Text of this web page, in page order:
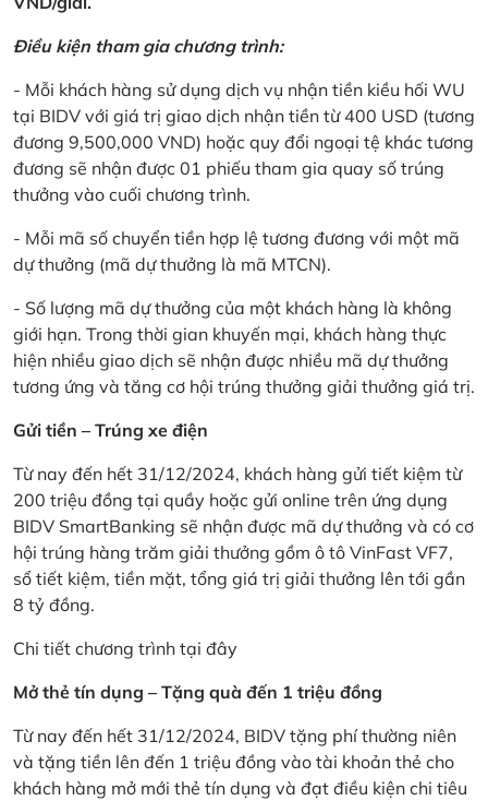
Điều kiện tham gia chương trình:
- Mỗi khách hàng sử dụng dịch vụ nhận tiền kiều hối WU
tại BIDV với giá trị giao dịch nhận tiền từ 400 USD (tương
đương 9,500,000 VND) hoặc quy đổi ngoại tệ khác tương
đương sẽ nhận được 01 phiếu tham gia quay số trúng
thưởng vào cuối chương trình.
- Mỗi mã số chuyển tiền hợp lệ tương đương với một mã
dự thưởng (mã dự thưởng là mã MTCN).
- Số lượng mã dự thưởng của một khách hàng là không
giới hạn. Trong thời gian khuyến mại, khách hàng thực
hiện nhiều giao dịch sẽ nhận được nhiều mã dự thưởng
tương ứng và tăng cơ hội trúng thưởng giải thưởng giá trị.
Gửi tiền – Trúng xe điện
Từ nay đến hết 31/12/2024, khách hàng gửi tiết kiệm từ
200 triệu đồng tại quầy hoặc gửi online trên ứng dụng
BIDV SmartBanking sẽ nhận được mã dự thưởng và có cơ
hội trúng hàng trăm giải thưởng gồm ô tô VinFast VF7,
sổ tiết kiệm, tiền mặt, tổng giá trị giải thưởng lên tới gần
8 tỷ đồng.
Chi tiết chương trình tại đây
Mở thẻ tín dụng – Tặng quà đến 1 triệu đồng
Từ nay đến hết 31/12/2024, BIDV tặng phí thường niên
và tặng tiền lên đến 1 triệu đồng vào tài khoản thẻ cho
khách hàng mở mới thẻ tín dụng và đạt điều kiện chi tiêu